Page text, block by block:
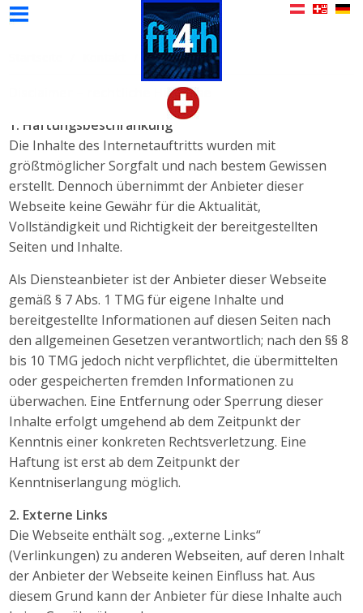
ZusatzartikelWissenswertes
Disclaimer
Disclaimer – rechtliche Hinweise
1. Haftungsbeschränkung
Die Inhalte des Internetauftritts wurden mit
größtmöglicher Sorgfalt und nach bestem Gewissen
erstellt. Dennoch übernimmt der Anbieter dieser
Webseite keine Gewähr für die Aktualität,
Vollständigkeit und Richtigkeit der bereitgestellten
Seiten und Inhalte.
Als Diensteanbieter ist der Anbieter dieser Webseite
gemäß § 7 Abs. 1 TMG für eigene Inhalte und
bereitgestellte Informationen auf diesen Seiten nach
den allgemeinen Gesetzen verantwortlich; nach den §§ 8
bis 10 TMG jedoch nicht verpflichtet, die übermittelten
oder gespeicherten fremden Informationen zu
überwachen. Eine Entfernung oder Sperrung dieser
Inhalte erfolgt umgehend ab dem Zeitpunkt der
Kenntnis einer konkreten Rechtsverletzung. Eine
Haftung ist erst ab dem Zeitpunkt der
Kenntniserlangung möglich.
2. Externe Links
Die Webseite enthält sog. „externe Links“
(Verlinkungen) zu anderen Webseiten, auf deren Inhalt
der Anbieter der Webseite keinen Einfluss hat. Aus
diesem Grund kann der Anbieter für diese Inhalte auch